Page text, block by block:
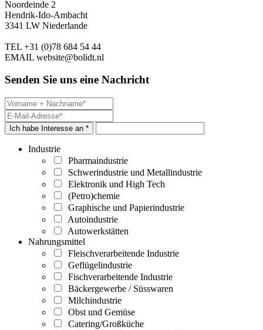
Noordeinde 2
Hendrik-Ido-Ambacht
3341 LW Niederlande
TEL +31 (0)78 684 54 44
EMAIL website@bolidt.nl
Senden Sie uns eine Nachricht
Ich habe Interesse an *
Industrie
Pharmaindustrie
Schwerindustrie und Metallindustrie
Elektronik und High Tech
(Petro)chemie
Graphische und Papierindustrie
Autoindustrie
Autowerkstätten
Nahrungsmittel
Fleischverarbeitende Industrie
Geflügelindustrie
Fischverarbeitende Industrie
Bäckergewerbe / Süsswaren
Milchindustrie
Obst und Gemüse
Catering/Großküche